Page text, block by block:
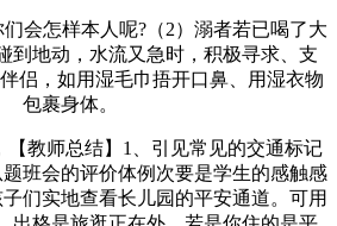
怎样本人呢?（2）溺者若已喝了大
到地动，水流又急时，积极寻求、支
侣，如用湿毛巾捂开口鼻、用湿衣物
包裹身体。
教师总结】1、引见常见的交通标记
班会的评价体例次要是学生的感触感
们实地查看长儿园的平安通道。可用